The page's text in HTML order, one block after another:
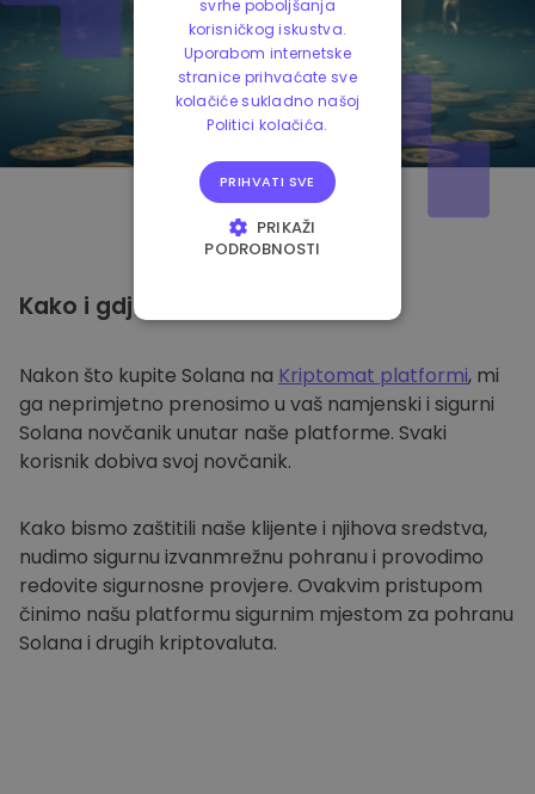
Kako i gdje
Nakon što kupite Solana na Kriptomat platformi, mi
ga neprimjetno prenosimo u vaš namjenski i sigurni
Solana novčanik unutar naše platforme. Svaki
korisnik dobiva svoj novčanik.
Kako bismo zaštitili naše klijente i njihova sredstva,
nudimo sigurnu izvanmrežnu pohranu i provodimo
redovite sigurnosne provjere. Ovakvim pristupom
činimo našu platformu sigurnim mjestom za pohranu
Solana i drugih kriptovaluta.
svrhe poboljšanja
korisničkog iskustva.
Uporabom internetske
stranice prihvaćate sve
kolačiće sukladno našoj
Politici kolačića.
PRIHVATI SVE
PRIKAŽI
PODROBNOSTI
FUNKCIONALNOST